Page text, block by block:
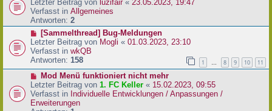
a
g
e
i
t
a
g
u
e
r
B
e
i
t
a
g
Letzter Beitrag von luzifair « 23.05.2023, 19:47
Verfasst in Allgemeines
Antworten: 2
N
e
u
e
r
B
e
i
t
[Sammelthread] Bug-Meldungen
Letzter Beitrag von Mogli « 01.03.2023, 23:10
Verfasst in wkQB
Antworten: 158 1 … 8 9 10 11
N
e
u
e
Mod Menü funktioniert nicht mehr
Letzter Beitrag von 1. FC Keller « 15.02.2023, 09:55
Verfasst in Individuelle Entwicklungen / Anpassungen /
Erweiterungen